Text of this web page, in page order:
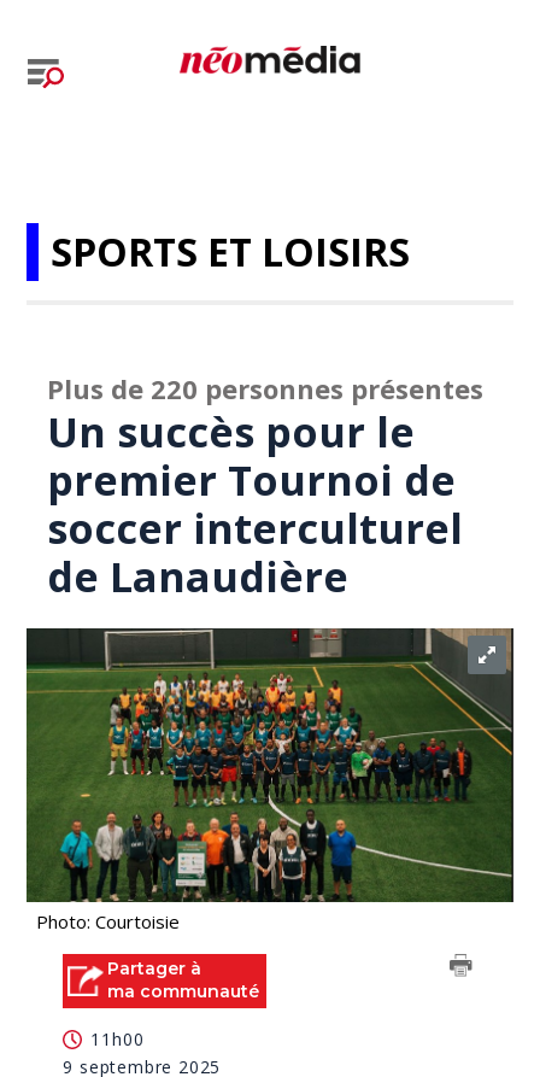
SPORTS ET LOISIRS
Plus de 220 personnes présentes
Un succès pour le
premier Tournoi de
soccer interculturel
de Lanaudière
Photo: Courtoisie
Partager à
ma communauté
11h00
9 septembre 2025